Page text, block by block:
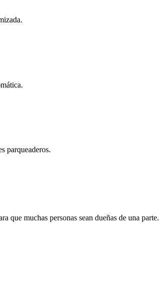
parqueaderos.
que muchas personas sean dueñas de una parte.